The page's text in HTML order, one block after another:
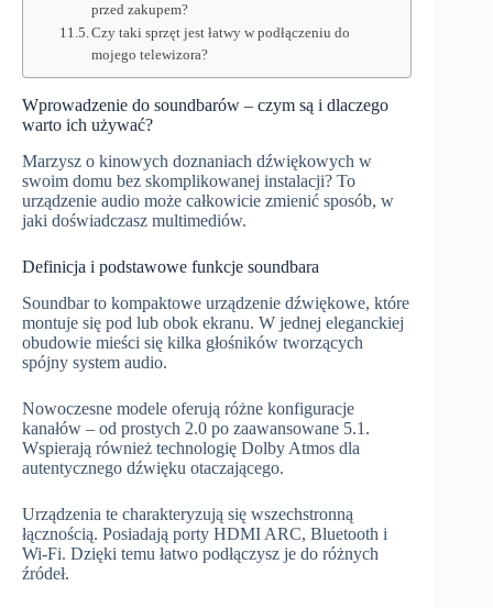
przed zakupem?
Czy taki sprzęt jest łatwy w podłączeniu do
mojego telewizora?
Wprowadzenie do soundbarów – czym są i dlaczego
warto ich używać?
Marzysz o kinowych doznaniach dźwiękowych w
swoim domu bez skomplikowanej instalacji? To
urządzenie audio może całkowicie zmienić sposób, w
jaki doświadczasz multimediów.
Definicja i podstawowe funkcje soundbara
Soundbar to kompaktowe urządzenie dźwiękowe, które
montuje się pod lub obok ekranu. W jednej eleganckiej
obudowie mieści się kilka głośników tworzących
spójny system audio.
Nowoczesne modele oferują różne konfiguracje
kanałów – od prostych 2.0 po zaawansowane 5.1.
Wspierają również technologię Dolby Atmos dla
autentycznego dźwięku otaczającego.
Urządzenia te charakteryzują się wszechstronną
łącznością. Posiadają porty HDMI ARC, Bluetooth i
Wi-Fi. Dzięki temu łatwo podłączysz je do różnych
źródeł.